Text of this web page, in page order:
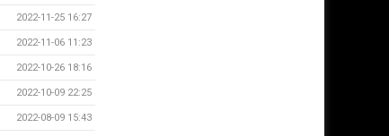
2022-11-25 16:27
2022-11-06 11:23
2022-10-26 18:16
2022-10-09 22:25
2022-08-09 15:43